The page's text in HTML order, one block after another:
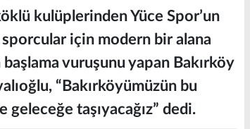
kulüplerinden Yüce Spor’un
için modern bir alana
vuruşunu yapan Bakırköy
“Bakırköyümüzün bu
taşıyacağız” dedi.